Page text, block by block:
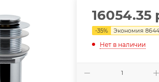
16054.35
-35% Экономия
Нет в наличии